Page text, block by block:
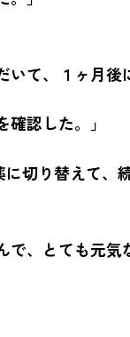
て、１ヶ月後
認した。」
切り替えて、
で、とても元気